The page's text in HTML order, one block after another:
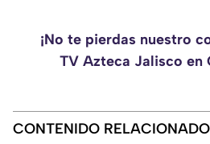
¡No te pierdas nuestro
TV Azteca Jalisco en
CONTENIDO RELACIONADO